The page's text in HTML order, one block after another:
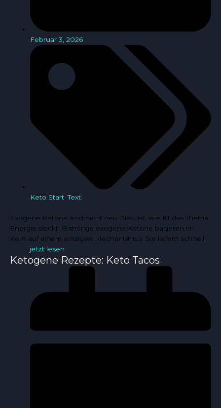
Februar 3, 2026
Keto Start ,Text
Exogene Ketone sind nicht neu. Neu ist, wie K1 das Thema
Energie denkt. Bisherige exogene Ketone basieren im
Kern auf einem einzigen Mechanismus. Sie liefern schnell
jetzt lesen
Ketogene Rezepte: Keto Tacos